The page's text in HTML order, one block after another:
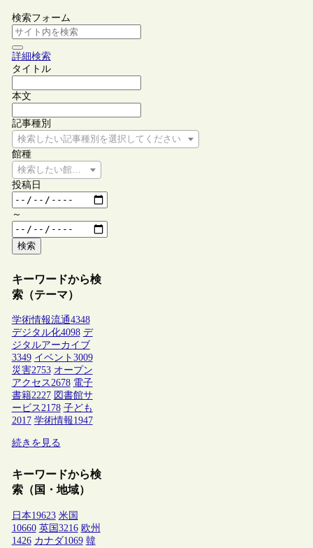
検索フォーム
詳細検索
タイトル
本文
記事種別
検索したい記事種別を選択してください
館種
検索したい館種を選択してください
投稿日
～
検索
キーワードから検
索（テーマ）
学術情報流通4348
デジタル化4098 デ
ジタルアーカイブ
3349 イベント 3009
災害2753 オープン
アクセス2678 電子
書籍2227 図書館サ
ービス2178 子ども
2017 学術情報1947
続きを見る
キーワードから検
索（国・地域）
日本19623 米国
10660 英国 3216 欧州
1426 カナダ1069 韓